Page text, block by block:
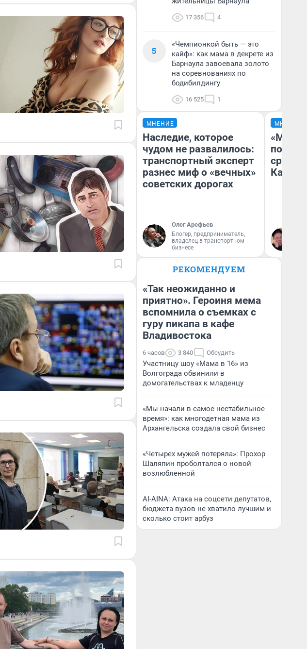
17 356 4
5
«Чемпионкой быть — это
кайф»: как мама в декрете из
Барнаула завоевала золото
на соревнованиях по
бодибилдингу
16 525 1
МНЕНИЕ
Наследие, которое
чудом не развалилось:
транспортный эксперт
разнес миф о «вечных»
советских дорогах
Олег Арефьев
Блогер, предприниматель,
владелец в транспортном
бизнесе
МНЕНИЕ
РЕКОМЕНДУЕМ
«Так неожиданно и
приятно». Героиня мема
вспомнила о съемках с
гуру пикапа в кафе
Владивостока
6 часов 3 840 Обсудить
Участницу шоу «Мама в 16» из
Волгограда обвинили в
домогательствах к младенцу
«Мы начали в самое нестабильное
время»: как многодетная мама из
Архангельска создала свой бизнес
«Четырех мужей потеряла»: Прохор
Шаляпин проболтался о новой
возлюбленной
AI-AINA: Атака на соцсети депутатов,
бюджета вузов не хватило лучшим и
сколько стоит арбуз